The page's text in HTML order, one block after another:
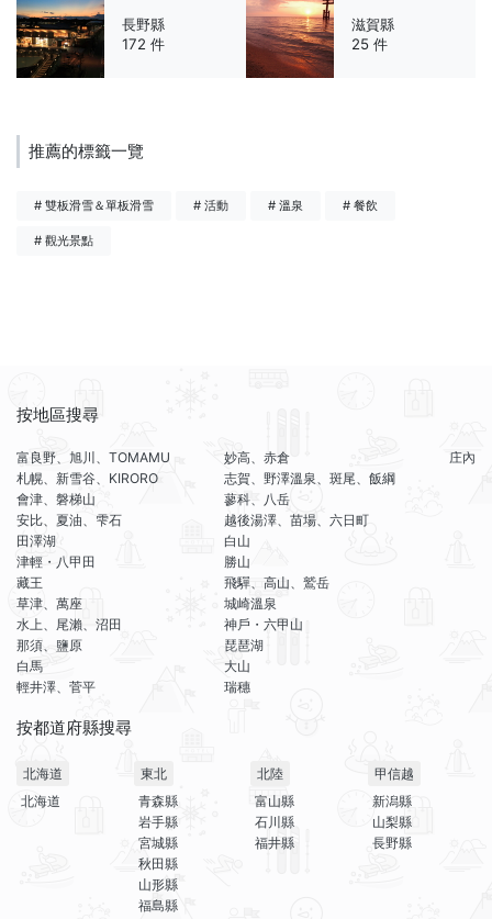
長野縣
172 件
滋賀縣
25 件
推薦的標籤一覽
# 雙板滑雪＆單板滑雪 # 活動 # 溫泉 # 餐飲
# 觀光景點
按地區搜尋
富良野、旭川、TOMAMU
札幌、新雪谷、KIRORO
會津、磐梯山
安比、夏油、雫石
田澤湖
津輕・八甲田
藏王
草津、萬座
水上、尾瀨、沼田
那須、鹽原
白馬
輕井澤、菅平
妙高、赤倉
志賀、野澤溫泉、斑尾、飯綱
蓼科、八岳
越後湯澤、苗場、六日町
白山
勝山
飛驒、高山、鷲岳
城崎溫泉
神戶・六甲山
琵琶湖
大山
瑞穗
庄內
按都道府縣搜尋
北海道
北海道
東北
青森縣
岩手縣
宮城縣
秋田縣
山形縣
福島縣
北陸
富山縣
石川縣
福井縣
甲信越
新潟縣
山梨縣
長野縣